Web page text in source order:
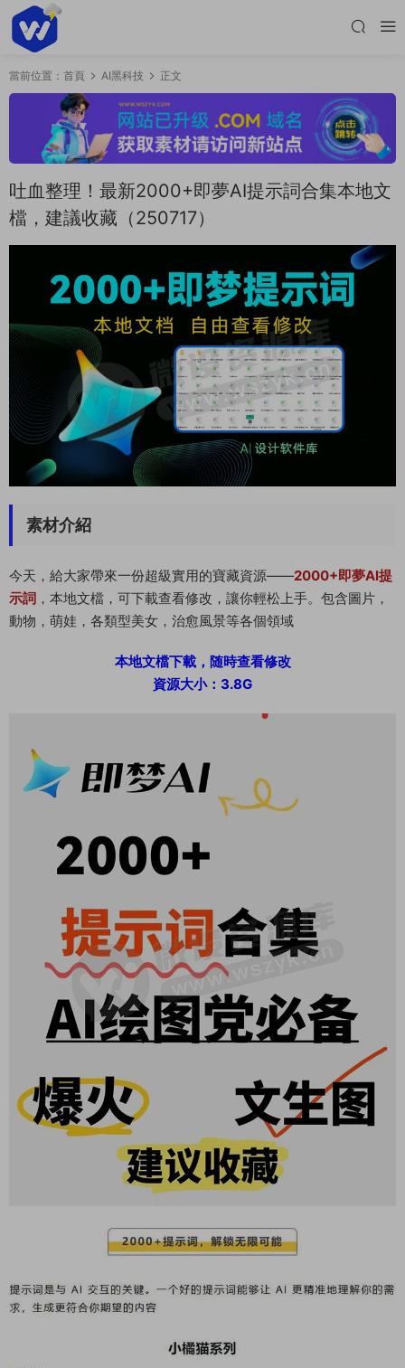
當前位置： 首頁 AI黑科技 正文
吐血整理！最新2000+即夢AI提示詞合集本地文
檔，建議收藏（250717）
素材介紹
今天，給大家帶來一份超級實用的寶藏資源——2000+即夢AI提
示詞 ，本地文檔，可下載查看修改，讓你輕松上手。包含圖片，
動物，萌娃，各類型美女，治愈風景等各個領域
本地文檔下載，随時查看修改
資源大小：3.8G